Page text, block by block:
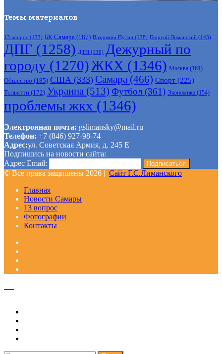
Темы материалов
13 вопрос (133) БК Самара (187) Владимир Путин (138) Георгий Лиманский (143)
ДПГ (1258) ДТП (136) Дежурный по
городу (1270)ЖКХ (1346) Москва (161)
Общество (185) США (333) Самара (466) Спорт (225)
Тольятти (172) Украина (513) Футбол (361) Экономика (154)
проблемы жкх (1346)
Электронная почта: gslimansky@mail.ru
Телефон: +7 (846) 927-98-74
Адрес:ул. Советская Армия, д. 245 Е
Подпишись на новости сайта:
Адрес Email:
© Все права защищены 2026 | Сайт Г.С.Лиманского
Главная
Новости Самары
13 вопрос
Фотографии
Контакты
Закрыть